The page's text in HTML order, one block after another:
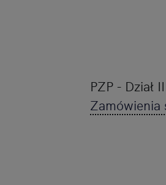
PZP - Dział
Zamówienia